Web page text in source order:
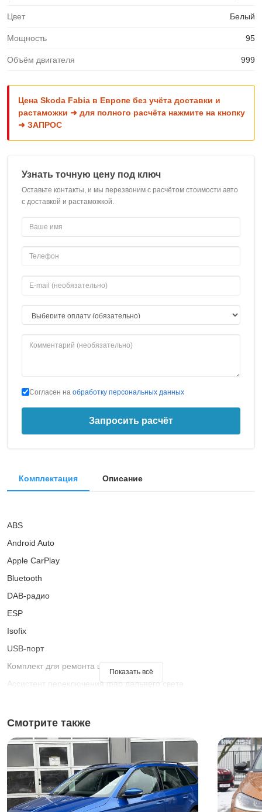
Цвет Белый
Мощность 95
Объём двигателя 999
Цена Skoda Fabia в Европе без учёта доставки и
растаможки ➜ для полного расчёта нажмите на кнопку
➜ ЗАПРОС
Узнать точную цену под ключ
Оставьте контакты, и мы перезвоним с расчётом стоимости авто
с доставкой и растаможкой.
Согласен на обработку персональных данных
Запросить расчёт
Комплектация Описание
ABS
Android Auto
Apple CarPlay
Bluetooth
DAB-радио
ESP
Isofix
USB-порт
Комплект для ремонта шин
Ассистент переключения фар дальнего света
Безбликовые фары дальнего света
Бортовой компьютер
Гарантия
Голосовое управление
Датчик дождя
Датчик освещенности
Показать всё
Смотрите также